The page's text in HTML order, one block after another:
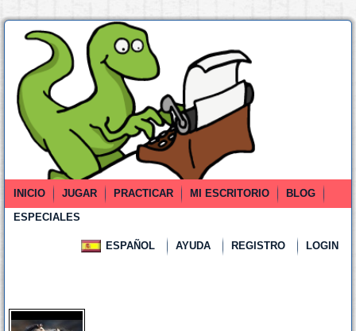
INICIO JUGAR PRACTICAR MI ESCRITORIO
BLOG
ESPECIALES
ESPAÑOL AYUDA REGISTRO LOGIN